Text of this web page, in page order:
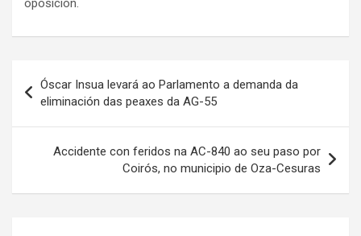
oposición.
Navegación
de
entradas
Óscar Insua levará ao Parlamento a demanda da
eliminación das peaxes da AG-55
Accidente con feridos na AC-840 ao seu paso por
Coirós, no municipio de Oza-Cesuras